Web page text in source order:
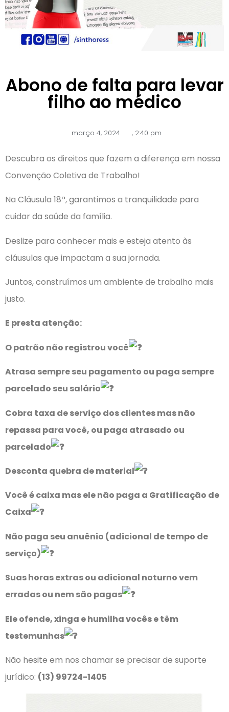
Abono de falta para levar
filho ao médico
março 4, 2024 , 2:40 pm
Descubra os direitos que fazem a diferença em nossa
Convenção Coletiva de Trabalho!
Na Cláusula 18ª, garantimos a tranquilidade para
cuidar da saúde da família.
Deslize para conhecer mais e esteja atento às
cláusulas que impactam a sua jornada.
Juntos, construímos um ambiente de trabalho mais
justo.
E presta atenção:
O patrão não registrou você
Atrasa sempre seu pagamento ou paga sempre
parcelado seu salário
Cobra taxa de serviço dos clientes mas não
repassa para você, ou paga atrasado ou
parcelado
Desconta quebra de material
Você é caixa mas ele não paga a Gratificação de
Caixa
Não paga seu anuênio (adicional de tempo de
serviço)
Suas horas extras ou adicional noturno vem
erradas ou nem são pagas
Ele ofende, xinga e humilha vocês e têm
testemunhas
Não hesite em nos chamar se precisar de suporte
jurídico: (13) 99724-1405